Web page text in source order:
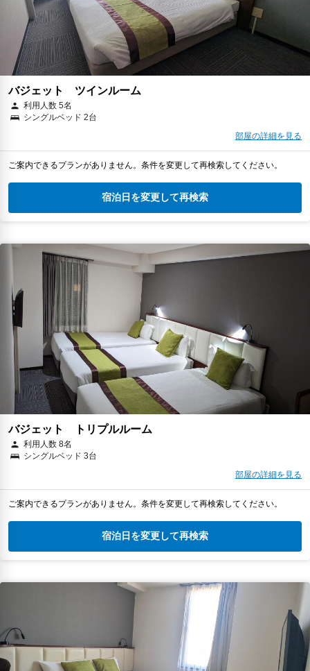
バジェット ツインルーム
利用人数 5名
シングルベッド 2台
部屋の詳細を見る
ご案内できるプランがありません。条件を変更して再検索してください。
宿泊日を変更して再検索
バジェット トリプルルーム
利用人数 8名
シングルベッド 3台
部屋の詳細を見る
ご案内できるプランがありません。条件を変更して再検索してください。
宿泊日を変更して再検索